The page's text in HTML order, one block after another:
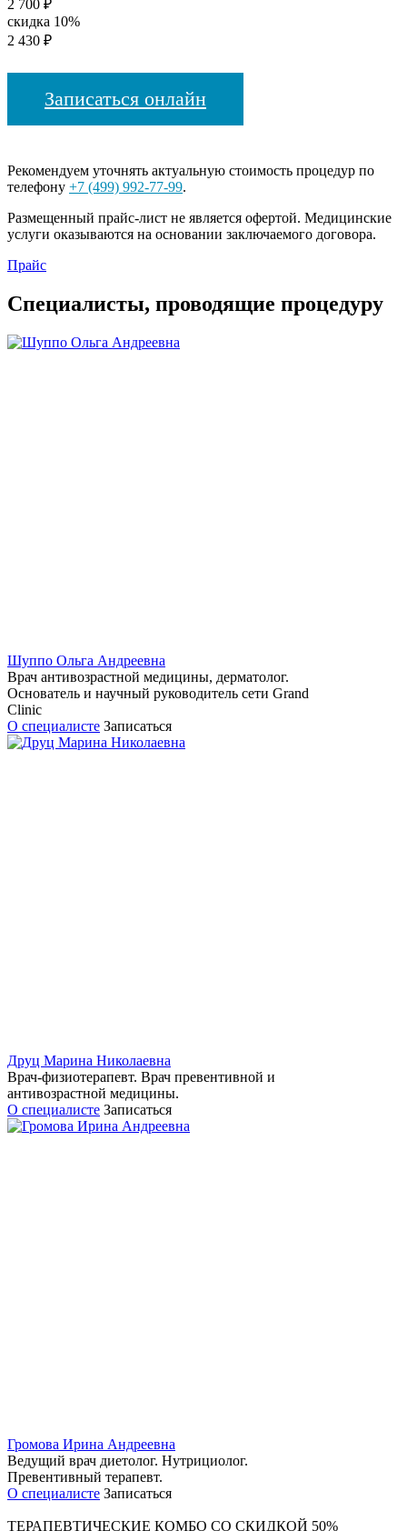
2 700 ₽
скидка 10%
2 430 ₽
Записаться онлайн
Рекомендуем уточнять актуальную стоимость процедур по
телефону +7 (499) 992-77-99.
Размещенный прайс-лист не является офертой. Медицинские
услуги оказываются на основании заключаемого договора.
Прайс
Специалисты, проводящие процедуру
Шуппо Ольга Андреевна
Врач антивозрастной медицины, дерматолог.
Основатель и научный руководитель сети Grand
Clinic
О специалисте Записаться
Друц Марина Николаевна
Врач-физиотерапевт. Врач превентивной и
антивозрастной медицины.
О специалисте Записаться
Громова Ирина Андреевна
Ведущий врач диетолог. Нутрициолог.
Превентивный терапевт.
О специалисте Записаться
ТЕРАПЕВТИЧЕСКИЕ КОМБО СО СКИДКОЙ 50%